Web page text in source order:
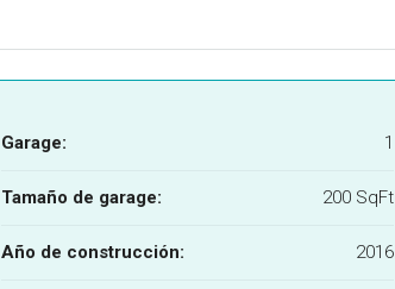
Garage: 1
Tamaño de garage: 200 SqFt
Año de construcción: 2016